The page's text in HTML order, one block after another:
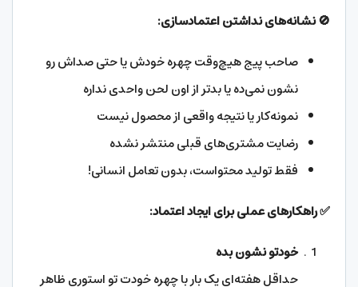
🚫نشانه‌های نداشتن اعتمادسازی:
صاحب پیج هیچ‌وقت چهره خودش یا حتی صداش رو
نشون نمی‌ده یا بدتر از اون لحن واحدی نداره
نمونه‌کار یا نتیجه واقعی از محصول نیست
رضایت مشتری‌های قبلی منتشر نشده
فقط تولید محتواست، بدون تعامل انسانی!
✅راهکارهای عملی برای ایجاد اعتماد:
خودتو نشون بده
حداقل هفته‌ای یک بار با چهره خودت تو استوری ظاهر